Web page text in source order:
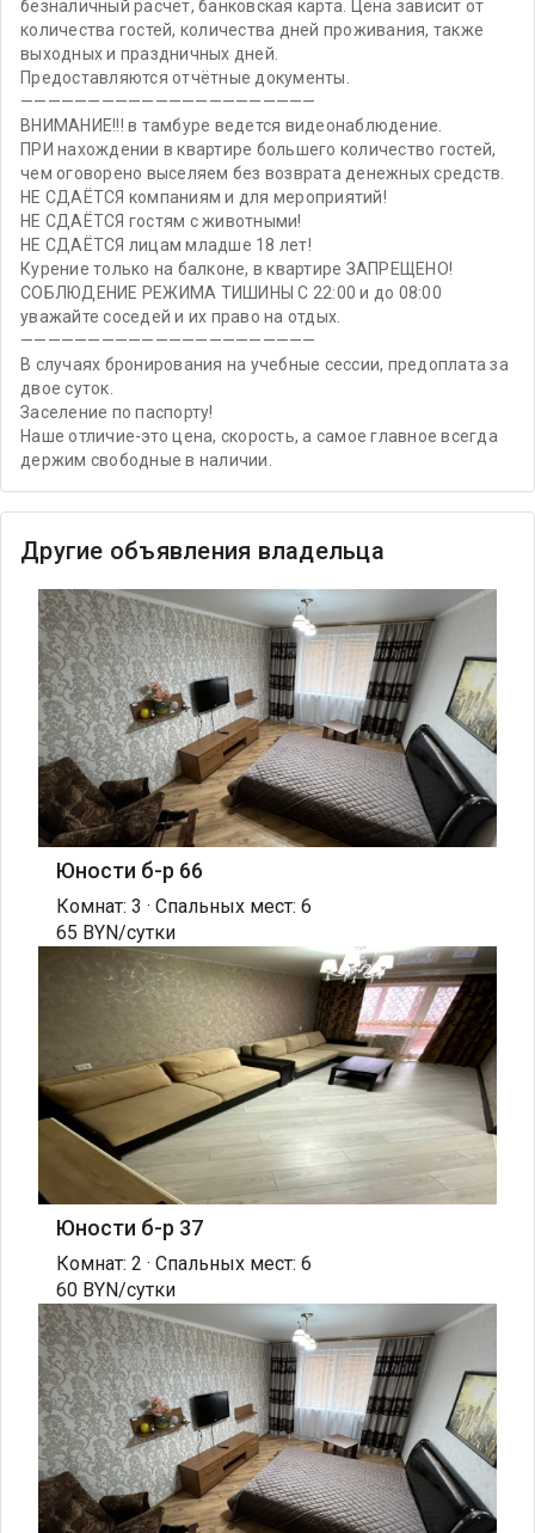
безналичный расчет, банковская карта. Цена зависит от
количества гостей, количества дней проживания, также
выходных и праздничных дней.
Предоставляются отчётные документы.
——————————————————————
ВНИМАНИЕ!!! в тамбуре ведется видеонаблюдение.
ПРИ нахождении в квартире большего количество гостей,
чем оговорено выселяем без возврата денежных средств.
НЕ СДАЁТСЯ компаниям и для мероприятий!
НЕ СДАЁТСЯ гостям с животными!
НЕ СДАЁТСЯ лицам младше 18 лет!
Курение только на балконе, в квартире ЗАПРЕЩЕНО!
СОБЛЮДЕНИЕ РЕЖИМА ТИШИНЫ С 22:00 и до 08:00
уважайте соседей и их право на отдых.
——————————————————————
В случаях бронирования на учебные сессии, предоплата за
двое суток.
Заселение по паспорту!
Наше отличие-это цена, скорость, а самое главное всегда
держим свободные в наличии.
Другие объявления владельца
Юности б-р 66
Комнат: 3 · Спальных мест: 6
65 BYN/сутки
Юности б-р 37
Комнат: 2 · Спальных мест: 6
60 BYN/сутки